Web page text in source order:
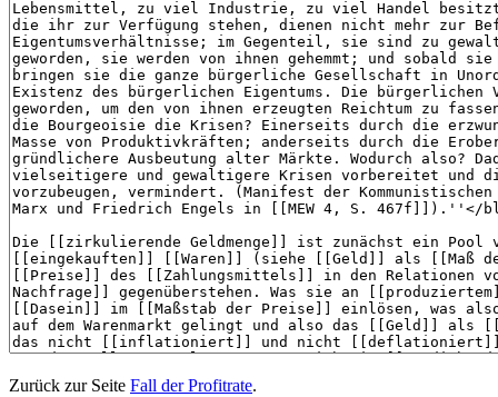
Zurück zur Seite Fall der Profitrate.